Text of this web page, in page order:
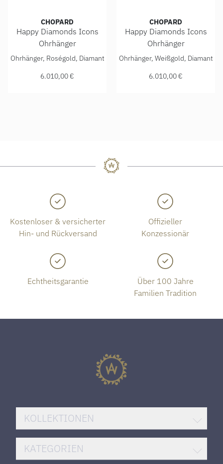
CHOPARD
Happy Diamonds Icons
Ohrhänger
Chopard Happy Diamonds Icons Ohrhänger, Ref: 83A018-
Ohrhänger, Roségold, Diamant
6.010,00 €
CHOPARD
Happy Diamonds Icons
Ohrhänger
Chopard Happy Diamonds
Ohrhänger, Weißgold, Diamant
6.010,00 €
Kostenloser & versicherter
Hin- und Rückversand
Offizieller
Konzessionär
Echtheitsgarantie
Über 100 Jahre
Familien Tradition
KOLLEKTIONEN
BREITLING SUPEROCEAN
ROLEX DATEJUST
KATEGORIEN